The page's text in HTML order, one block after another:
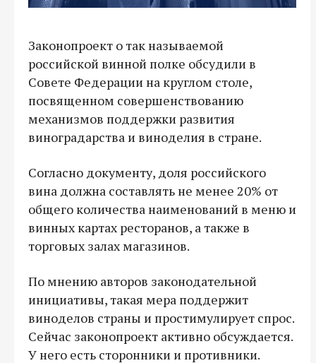
Законопроект о так называемой
российской винной полке обсудили в
Совете Федерации на круглом столе,
посвященном совершенствованию
механизмов поддержки развития
виноградарства и виноделия в стране.
Согласно документу, доля российского
вина должна составлять не менее 20% от
общего количества наименований в меню и
винных картах ресторанов, а также в
торговых залах магазинов.
По мнению авторов законодательной
инициативы, такая мера поддержит
виноделов страны и простимулирует спрос.
Сейчас законопроект активно обсуждается.
У него есть сторонники и противники.